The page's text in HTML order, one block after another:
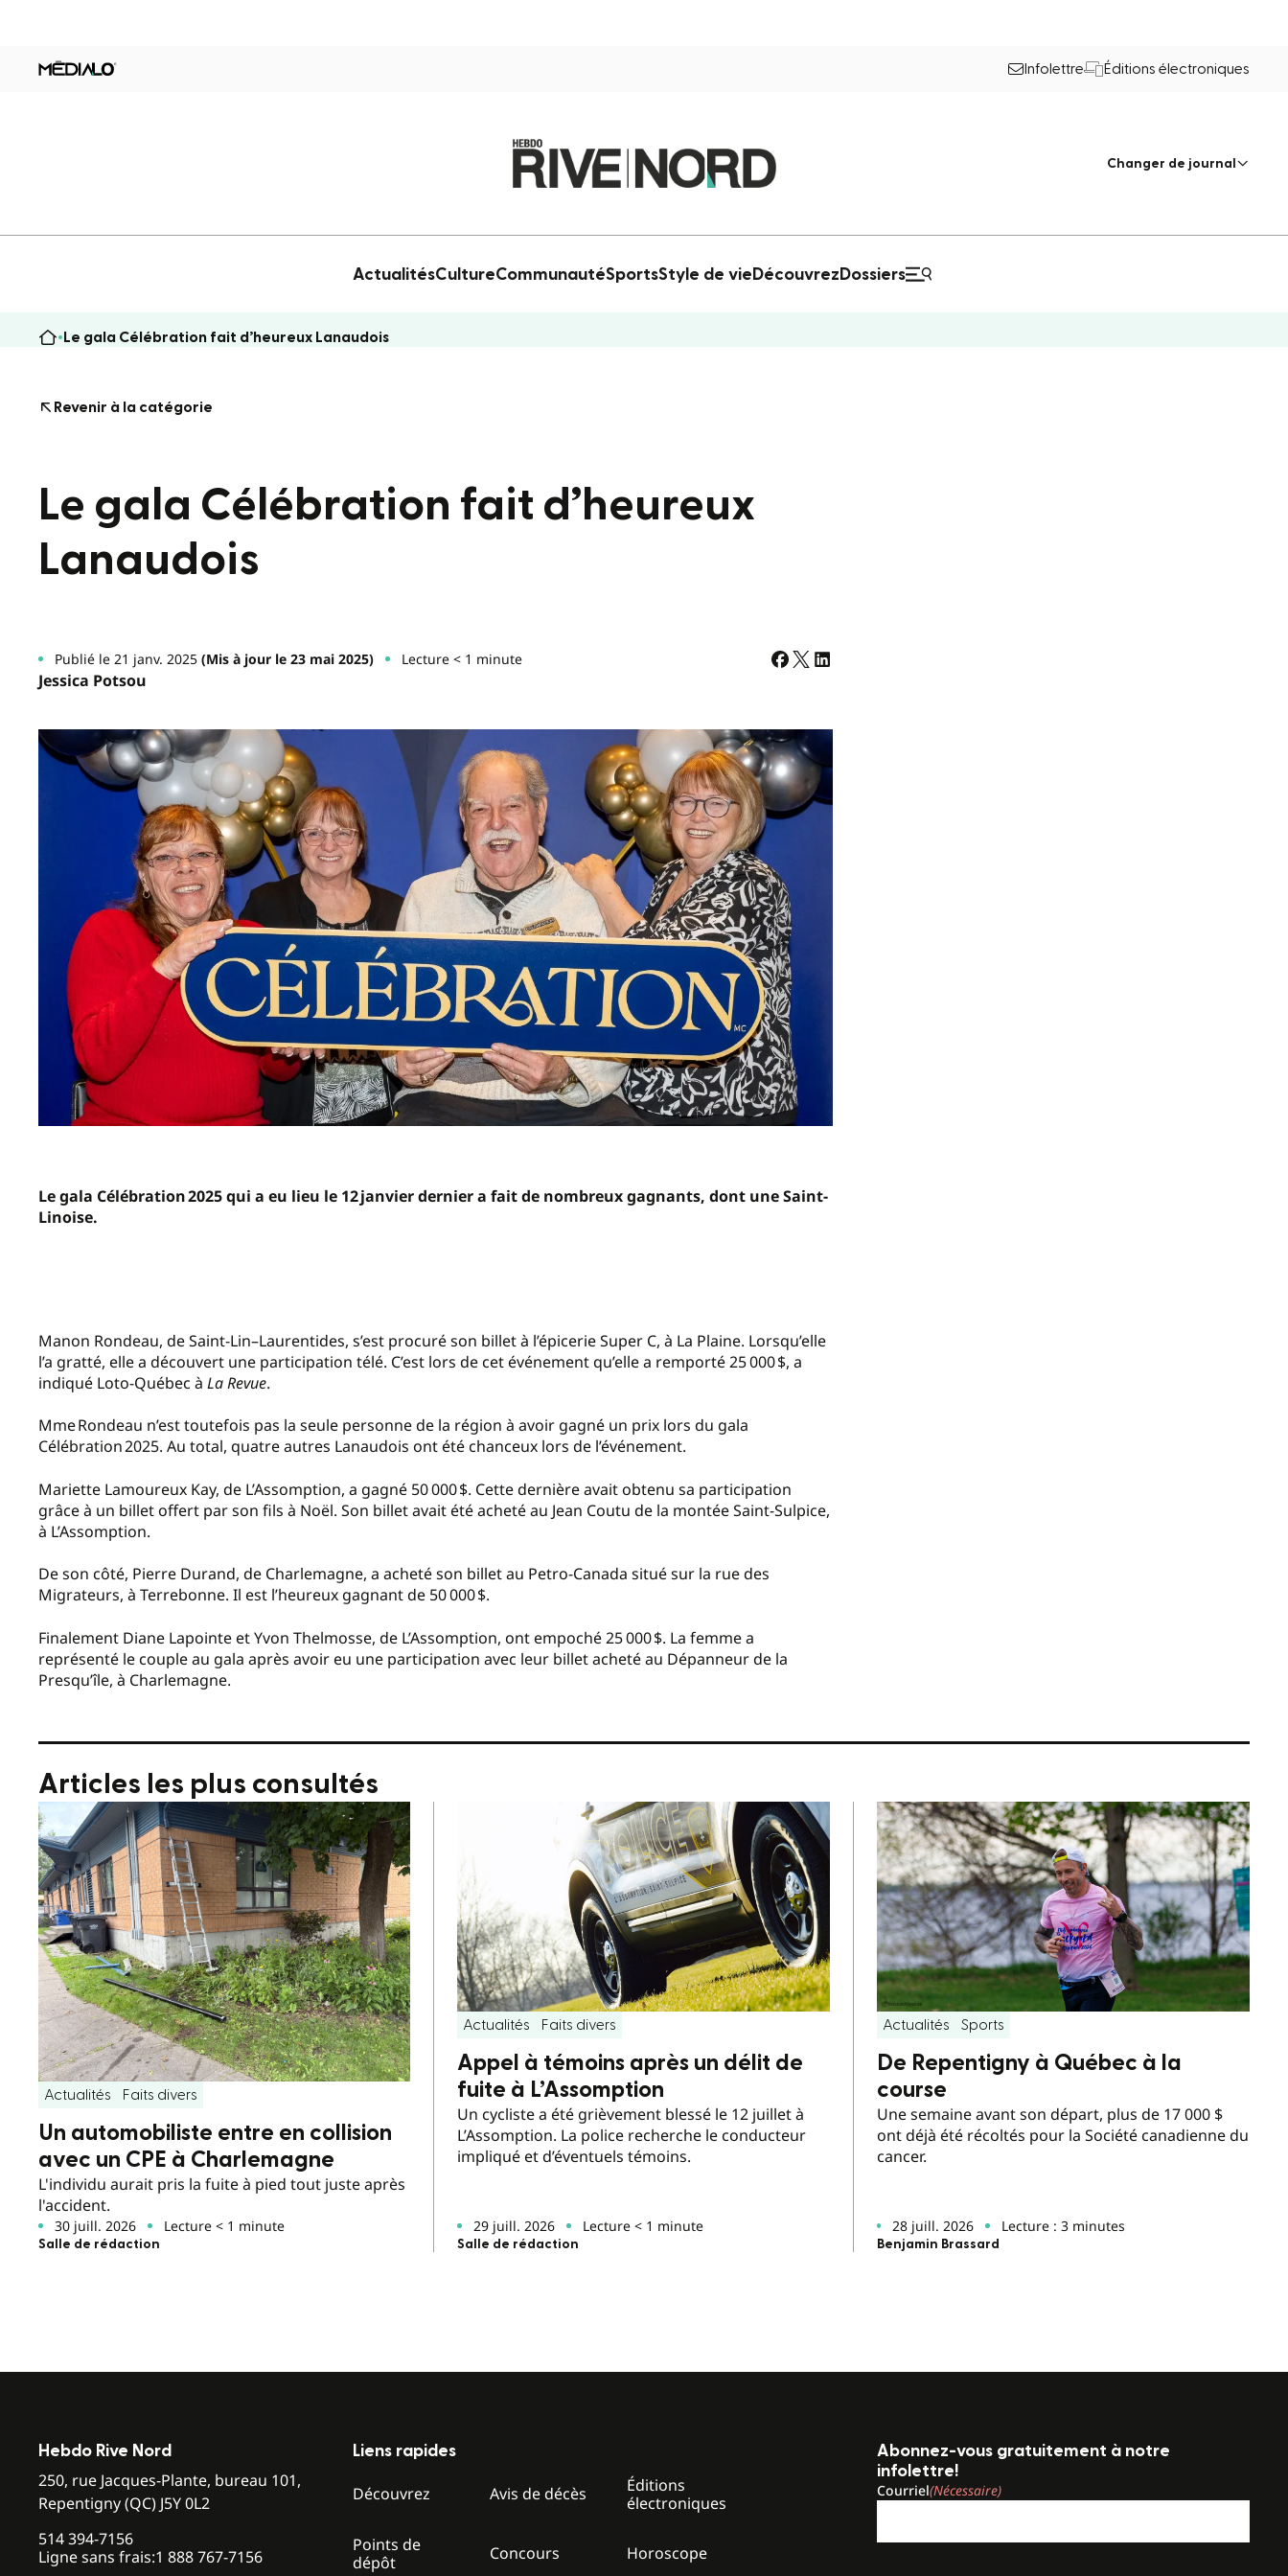
Infolettre Éditions électroniques
Changer de journal
ActualitésCultureCommunautéSportsStyle de vie Découvrez Dossiers
Le gala Célébration fait d’heureux Lanaudois
Revenir à la catégorie
Le gala Célébration fait d’heureux
Lanaudois
Publié le 21 janv. 2025(Mis à jour le 23 mai 2025) Lecture < 1 minute
Jessica Potsou
Le gala Célébration 2025 qui a eu lieu le 12 janvier dernier a fait de nombreux gagnants, dont une Saint-
Linoise.
Manon Rondeau, de Saint-Lin–Laurentides, s’est procuré son billet à l’épicerie Super C, à La Plaine. Lorsqu’elle
l’a gratté, elle a découvert une participation télé. C’est lors de cet événement qu’elle a remporté 25 000 $, a
indiqué Loto-Québec à La Revue.
Mme Rondeau n’est toutefois pas la seule personne de la région à avoir gagné un prix lors du gala
Célébration 2025. Au total, quatre autres Lanaudois ont été chanceux lors de l’événement.
Mariette Lamoureux Kay, de L’Assomption, a gagné 50 000 $. Cette dernière avait obtenu sa participation
grâce à un billet offert par son fils à Noël. Son billet avait été acheté au Jean Coutu de la montée Saint-Sulpice,
à L’Assomption.
De son côté, Pierre Durand, de Charlemagne, a acheté son billet au Petro-Canada situé sur la rue des
Migrateurs, à Terrebonne. Il est l’heureux gagnant de 50 000 $.
Finalement Diane Lapointe et Yvon Thelmosse, de L’Assomption, ont empoché 25 000 $. La femme a
représenté le couple au gala après avoir eu une participation avec leur billet acheté au Dépanneur de la
Presqu’île, à Charlemagne.
Articles les plus consultés
Actualités Faits divers
Un automobiliste entre en collision
avec un CPE à Charlemagne
L'individu aurait pris la fuite à pied tout juste après
l'accident.
30 juill. 2026 Lecture < 1 minute
Salle de rédaction
Actualités Faits divers
Appel à témoins après un délit de
fuite à L’Assomption
Un cycliste a été grièvement blessé le 12 juillet à
L’Assomption. La police recherche le conducteur
impliqué et d’éventuels témoins.
29 juill. 2026 Lecture < 1 minute
Salle de rédaction
Actualités Sports
De Repentigny à Québec à la
course
Une semaine avant son départ, plus de 17 000 $
ont déjà été récoltés pour la Société canadienne du
cancer.
28 juill. 2026 Lecture : 3 minutes
Benjamin Brassard
Hebdo Rive Nord
250, rue Jacques-Plante, bureau 101,
Repentigny (QC) J5Y 0L2
514 394-7156
Ligne sans frais:1 888 767-7156
Liens rapides
Découvrez Avis de décès
Éditions
électroniques
Points de
dépôt
Concours Horoscope
Abonnez-vous gratuitement à notre
infolettre!
Courriel(Nécessaire)